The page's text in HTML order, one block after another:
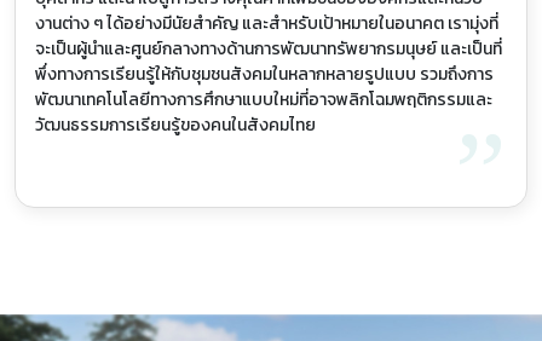
งานต่าง ๆ ได้อย่างมีนัยสําคัญ และสําหรับเป้าหมายในอนาคต เรามุ่งที่
จะเป็นผู้นําและศูนย์กลางทางด้านการพัฒนาทรัพยากรมนุษย์ และเป็นที่
พึ่งทางการเรียนรู้ให้กับชุมชนสังคมในหลากหลายรูปแบบ รวมถึงการ
พัฒนาเทคโนโลยีทางการศึกษาแบบใหม่ที่อาจพลิกโฉมพฤติกรรมและ
วัฒนธรรมการเรียนรู้ของคนในสังคมไทย
”